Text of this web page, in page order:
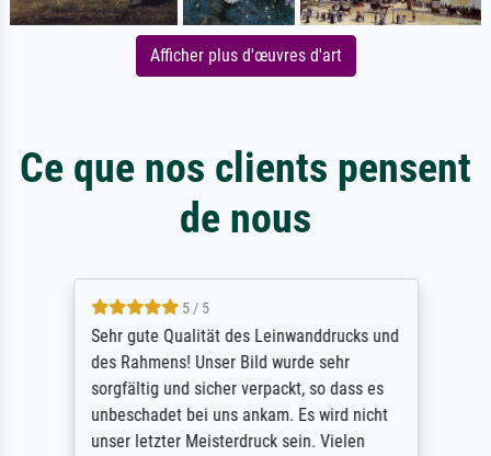
Afficher plus d'œuvres d'art
Ce que nos clients pensent
de nous
5 / 5
Sehr gute Qualität des Leinwanddrucks und
des Rahmens! Unser Bild wurde sehr
sorgfältig und sicher verpackt, so dass es
unbeschadet bei uns ankam. Es wird nicht
unser letzter Meisterdruck sein. Vielen